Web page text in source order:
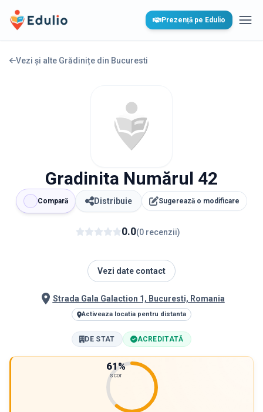
Edulio Prezență pe Edulio
Vezi și alte Grădinițe din Bucuresti
Gradinita Numărul 42
Compară Distribuie Sugerează o modificare
0.0(0 recenzii)
Vezi date contact
Strada Gala Galaction 1, Bucuresti, Romania
Activeaza locatia pentru distanta
DE STAT ACREDITATĂ
61%
scor